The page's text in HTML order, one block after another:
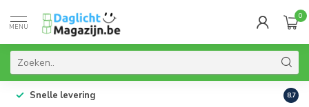
MENU
0
Snelle levering 99%
8.7